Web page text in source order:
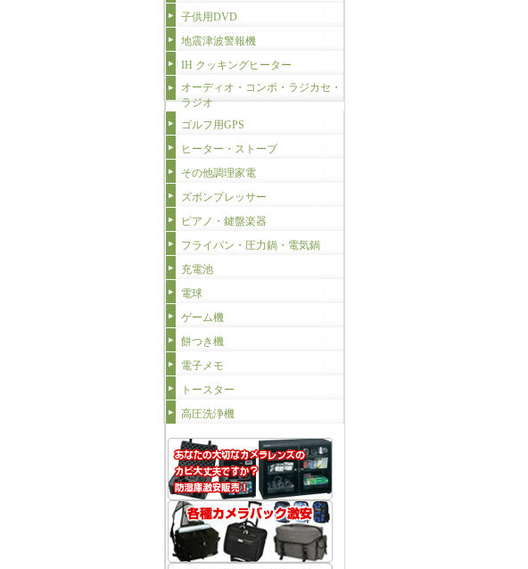
子供用DVD
地震津波警報機
IH クッキングヒーター
オーディオ・コンポ・ラジカセ・
ラジオ
ゴルフ用GPS
ヒーター・ストーブ
その他調理家電
ズボンプレッサー
ピアノ・鍵盤楽器
フライパン・圧力鍋・電気鍋
充電池
電球
ゲーム機
餅つき機
電子メモ
トースター
高圧洗浄機